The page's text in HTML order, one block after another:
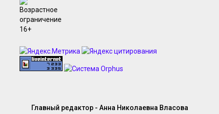
Главный редактор - Анна Николаевна Власова